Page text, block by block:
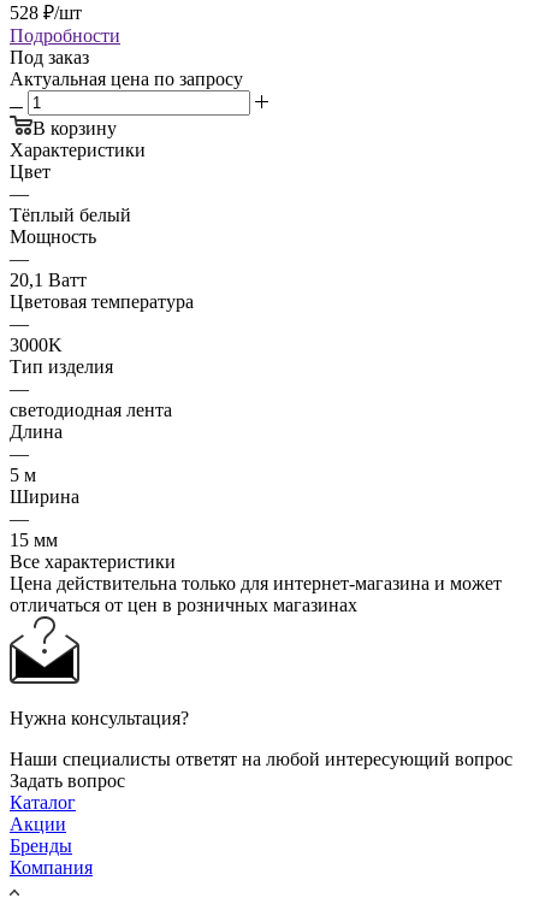
528 ₽/шт
Подробности
Под заказ
Актуальная цена по запросу
В корзину
Характеристики
Цвет
—
Тёплый белый
Мощность
—
20,1 Ватт
Цветовая температура
—
3000K
Тип изделия
—
светодиодная лента
Длина
—
5 м
Ширина
—
15 мм
Все характеристики
Цена действительна только для интернет-магазина и может
отличаться от цен в розничных магазинах
Нужна консультация?
Наши специалисты ответят на любой интересующий вопрос
Задать вопрос
Каталог
Акции
Бренды
Компания